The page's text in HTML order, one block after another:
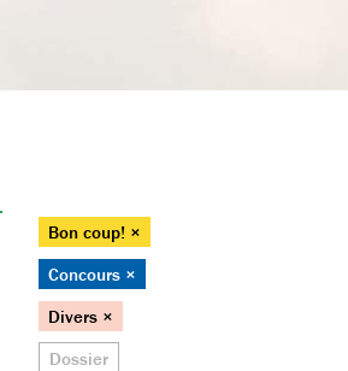
Bon coup! ×
Concours ×
Divers ×
Dossier